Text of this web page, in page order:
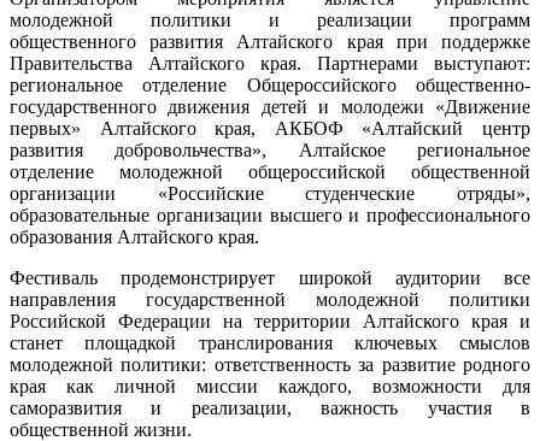
молодежной политики и реализации программ
общественного развития Алтайского края при поддержке
Правительства Алтайского края. Партнерами выступают:
региональное отделение Общероссийского общественно-
государственного движения детей и молодежи «Движение
первых» Алтайского края, АКБОФ «Алтайский центр
развития добровольчества», Алтайское региональное
отделение молодежной общероссийской общественной
организации «Российские студенческие отряды»,
образовательные организации высшего и профессионального
образования Алтайского края.
Фестиваль продемонстрирует широкой аудитории все
направления государственной молодежной политики
Российской Федерации на территории Алтайского края и
станет площадкой транслирования ключевых смыслов
молодежной политики: ответственность за развитие родного
края как личной миссии каждого, возможности для
саморазвития и реализации, важность участия в
общественной жизни.